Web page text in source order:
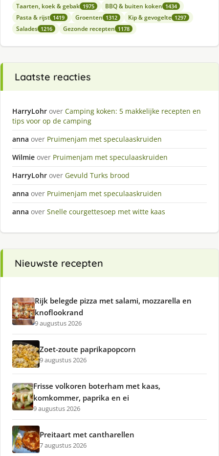
Taarten, koek & gebak 1975 BBQ & buiten koken 1434
Pasta & rijst 1419 Groenten 1312 Kip & gevogelte 1297
Salades 1216 Gezonde recepten 1178
Laatste reacties
HarryLohr over Camping koken: 5 makkelijke recepten en
tips voor op de camping
anna over Pruimenjam met speculaaskruiden
Wilmie over Pruimenjam met speculaaskruiden
HarryLohr over Gevuld Turks brood
anna over Pruimenjam met speculaaskruiden
anna over Snelle courgettesoep met witte kaas
Nieuwste recepten
Rijk belegde pizza met salami, mozzarella en
knoflookrand
9 augustus 2026
Zoet-zoute paprikapopcorn
9 augustus 2026
Frisse volkoren boterham met kaas,
komkommer, paprika en ei
9 augustus 2026
Preitaart met cantharellen
7 augustus 2026